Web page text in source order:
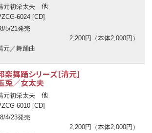
元初栄太夫 他
6024 [CD]
5/21発売
2,200円（本体2,000円）
元／舞踊曲
楽舞踊シリーズ［清元］
兎／女太夫
元初栄太夫 他
6010 [CD]
4/23発売
2,200円（本体2,000円）